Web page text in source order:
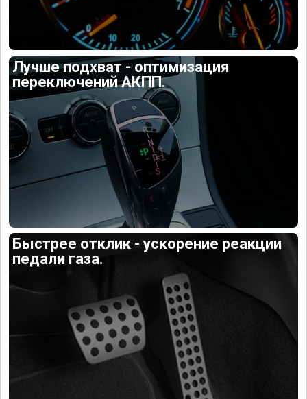
Лучше подхват - оптимизация
переключений АКПП.
Быстрее отклик - ускорение реакции
педали газа.